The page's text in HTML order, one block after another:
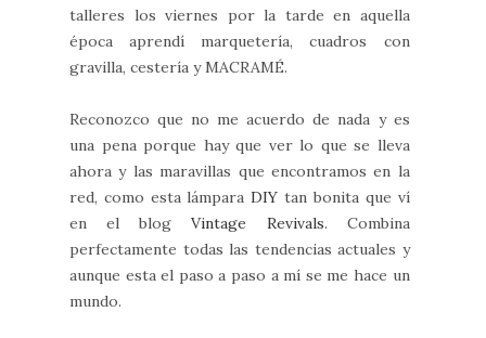
talleres los viernes por la tarde en aquella
época aprendí marquetería, cuadros con
gravilla, cestería y MACRAMÉ.
Reconozco que no me acuerdo de nada y es
una pena porque hay que ver lo que se lleva
ahora y las maravillas que encontramos en la
red, como esta lámpara DIY tan bonita que ví
en el blogVintage Revivals. Combina
perfectamente todas las tendencias actuales y
aunque esta el paso a paso a mí se me hace un
mundo.